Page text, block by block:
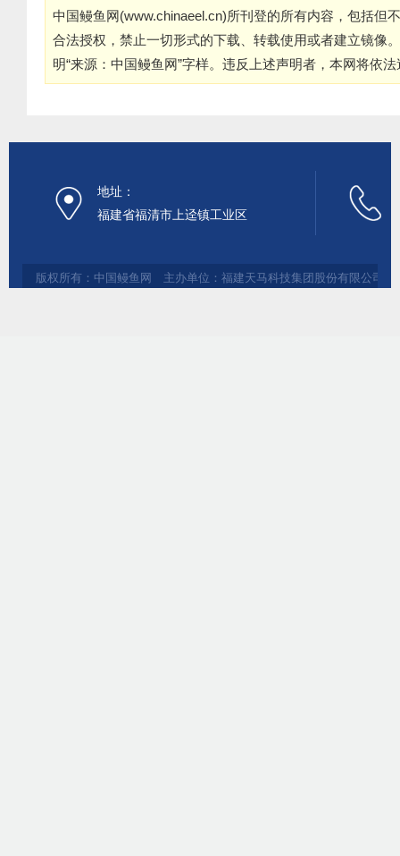
中国鳗鱼网(www.chinaeel.cn)所刊登的所有内容，包括但
合法授权，禁止一切形式的下载、转载使用或者建立镜像
明“来源：中国鳗鱼网”字样。违反上述声明者，本网将依
地址：
福建省福清市上迳镇工业区
版权所有：中国鳗鱼网 主办单位：福建天马科技集团股份有限公司